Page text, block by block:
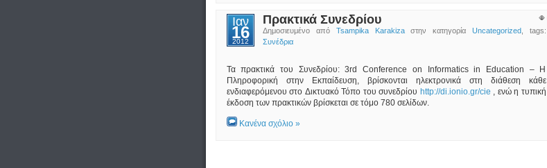
Ιαν
16
2012
Πρακτικά Συνεδρίου
Δημοσιευμένο από Tsampika Karakizaστην κατηγορία Uncategorized, tags:
Συνέδρια
Τα πρακτικά του Συνεδρίου: 3rd Conference on Informatics in Education – Η
Πληροφορική στην Εκπαίδευση, βρίσκονται ηλεκτρονικά στη διάθεση κάθε
ενδιαφερόμενου στo Δικτυακό Τόπο του συνεδρίου http://di.ionio.gr/cie , ενώ η τυπική
έκδοση των πρακτικών βρίσκεται σε τόμο 780 σελίδων.
Κανένα σχόλιο »